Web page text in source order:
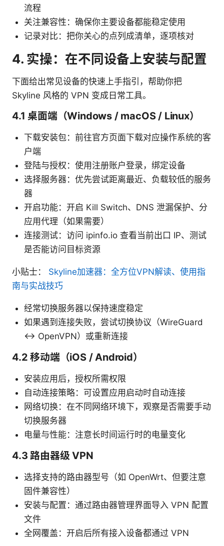
流程
关注兼容性：确保你主要设备都能稳定使用
记录对比：把你关心的点列成清单，逐项核对
4. 实操：在不同设备上安装与配置
下面给出常见设备的快速上手指引，帮助你把
Skyline 风格的 VPN 变成日常工具。
4.1 桌面端（Windows / macOS / Linux）
下载安装包：前往官方页面下载对应操作系统的客
户端
登陆与授权：使用注册账户登录，绑定设备
选择服务器：优先尝试距离最近、负载较低的服务
器
开启功能：开启 Kill Switch、DNS 泄漏保护、分
应用代理（如果需要）
连接测试：访问 ipinfo.io 查看当前出口 IP、测试
是否能访问目标资源
小贴士： Skyline加速器：全方位VPN解读、使用指
南与实战技巧
经常切换服务器以保持速度稳定
如果遇到连接失败，尝试切换协议（WireGuard
↔ OpenVPN）或重新连接
4.2 移动端（iOS / Android）
安装应用后，授权所需权限
自动连接策略：可设置应用启动时自动连接
网络切换：在不同网络环境下，观察是否需要手动
切换服务器
电量与性能：注意长时间运行时的电量变化
4.3 路由器级 VPN
选择支持的路由器型号（如 OpenWrt、但要注意
固件兼容性）
安装与配置：通过路由器管理界面导入 VPN 配置
文件
全网覆盖：开启后所有接入设备都通过 VPN